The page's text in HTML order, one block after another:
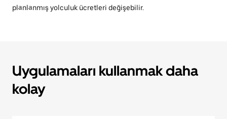
planlanmış yolculuk ücretleri değişebilir.
Uygulamaları kullanmak daha
kolay